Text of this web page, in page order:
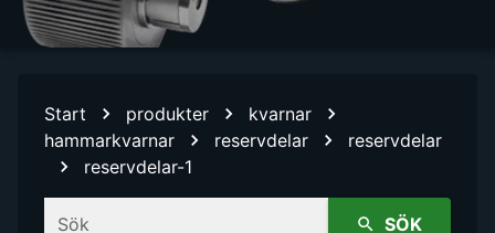
Start produkter
kvarnar
hammarkvarnar
reservdelar
reservdelar
reservdelar-1
Sök SÖK